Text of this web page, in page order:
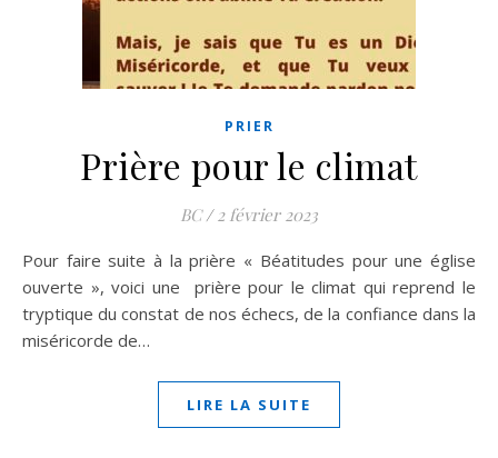
PRIER
Prière pour le climat
BC / 2 février 2023
Pour faire suite à la prière « Béatitudes pour une église
ouverte », voici une prière pour le climat qui reprend le
tryptique du constat de nos échecs, de la confiance dans la
miséricorde de…
LIRE LA SUITE